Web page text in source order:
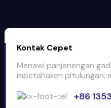
Kontak Cepet
Menawi panjenengan
mbetahaken pitulungan,
+86